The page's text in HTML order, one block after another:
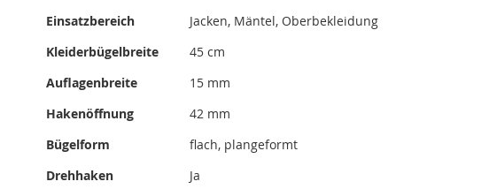
Einsatzbereich
Jacken, Mäntel, Oberbekleidung
Kleiderbügelbreite
45 cm
Auflagenbreite
15 mm
Hakenöffnung
42 mm
Bügelform
flach, plangeformt
Drehhaken
Ja